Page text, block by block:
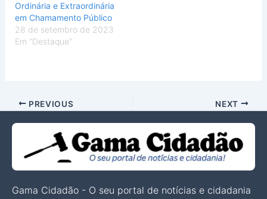
Ordinária e Extraordinária
em Chamamento Público
28 de setembro de 2023
Em "Destaque"
PREVIOUS NEXT
Gama Cidadão - O seu portal de notícias e cidadania